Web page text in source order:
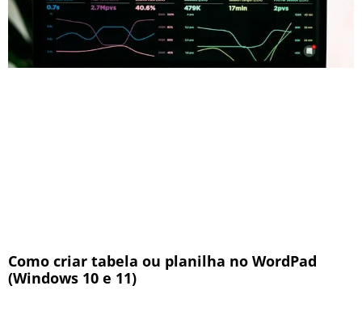
Como criar tabela ou planilha no WordPad
(Windows 10 e 11)